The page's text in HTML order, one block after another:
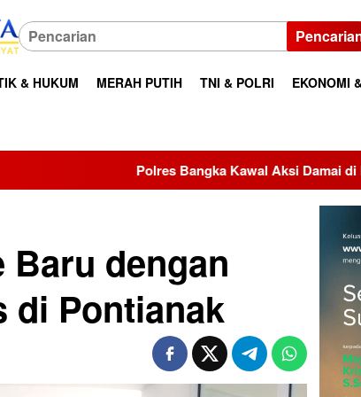
& HUKUM MERAH PUTIH TNI & POLRI EKONOMI
Kawal Aksi Damai di Kantor Bupati, Aspirasi
Baru dengan
di Pontianak